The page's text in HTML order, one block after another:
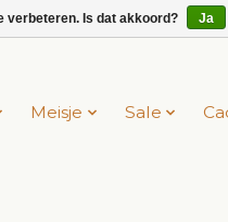
Meisje Sale
verbeteren. Is dat akkoord? Ja